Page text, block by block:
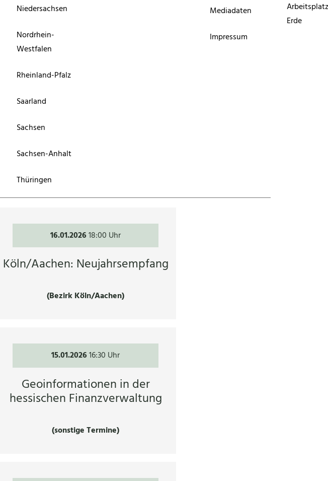
Niedersachsen
Nordrhein-
Westfalen
Rheinland-Pfalz
Saarland
Sachsen
Sachsen-Anhalt
Thüringen
Mediadaten
Impressum
Erde
16.01.202618:00 Uhr
Köln/Aachen: Neujahrsempfang
(Bezirk Köln/Aachen)
15.01.202616:30 Uhr
Geoinformationen in der
hessischen Finanzverwaltung
(sonstige Termine)